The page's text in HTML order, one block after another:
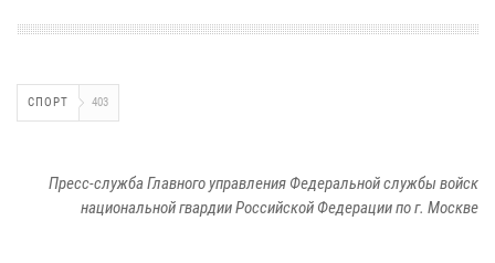
СПОРТ 403
Пресс-служба Главного управления Федеральной службы войск
национальной гвардии Российской Федерации по г. Москве